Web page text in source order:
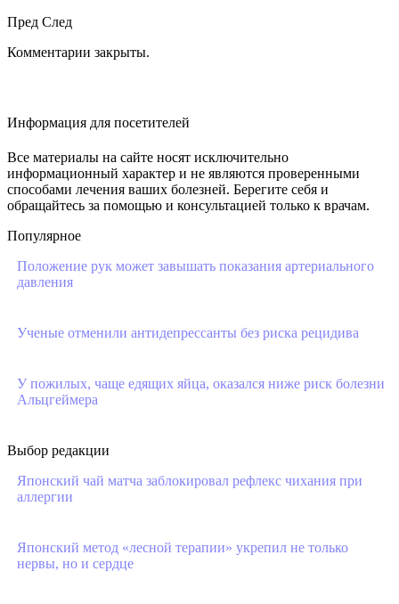
Пред След
Комментарии закрыты.
Информация для посетителей
Все материалы на сайте носят исключительно
информационный характер и не являются проверенными
способами лечения ваших болезней. Берегите себя и
обращайтесь за помощью и консультацией только к врачам.
Популярное
Положение рук может завышать показания артериального
давления
Ученые отменили антидепрессанты без риска рецидива
У пожилых, чаще едящих яйца, оказался ниже риск болезни
Альцгеймера
Выбор редакции
Японский чай матча заблокировал рефлекс чихания при
аллергии
Японский метод «лесной терапии» укрепил не только
нервы, но и сердце